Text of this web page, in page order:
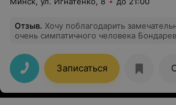
Отзыв. Хочу поблагодарить
очень симпатичного человека
полноценной жизни без постоянной
совершенно не ощущаю свой возраст.
спасибо всем медработникам, с кем я
клинике Мерси.
Записаться